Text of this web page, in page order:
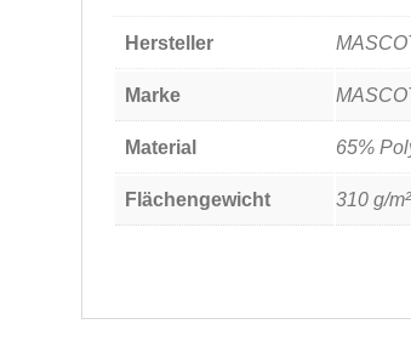
Hersteller
Marke
Material 65%
Flächengewicht 310 g/m²